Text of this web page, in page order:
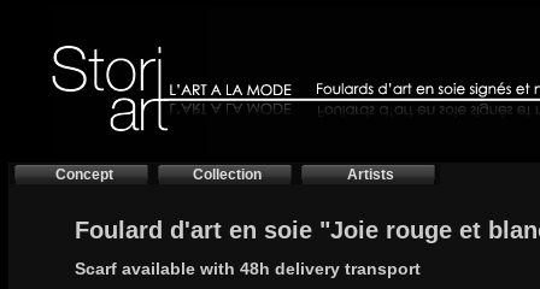
Concept Collection Artists
Foulard d'art en soie "Joie rouge et
Scarf available with 48h delivery transport